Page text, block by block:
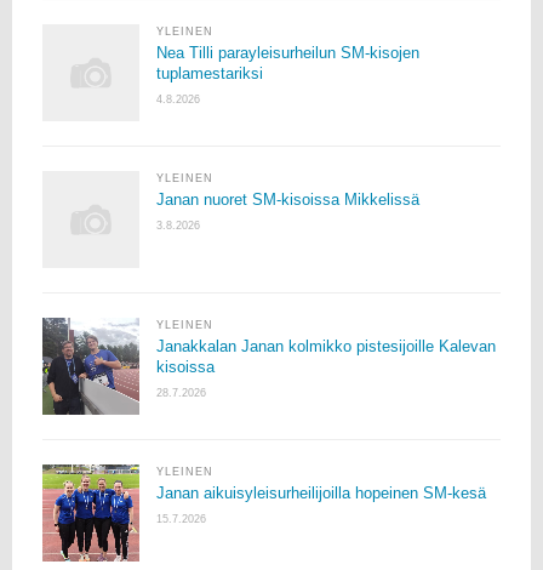
YLEINEN
Nea Tilli parayleisurheilun SM-kisojen
tuplamestariksi
4.8.2026
YLEINEN
Janan nuoret SM-kisoissa Mikkelissä
3.8.2026
YLEINEN
Janakkalan Janan kolmikko pistesijoille Kalevan
kisoissa
28.7.2026
YLEINEN
Janan aikuisyleisurheilijoilla hopeinen SM-kesä
15.7.2026